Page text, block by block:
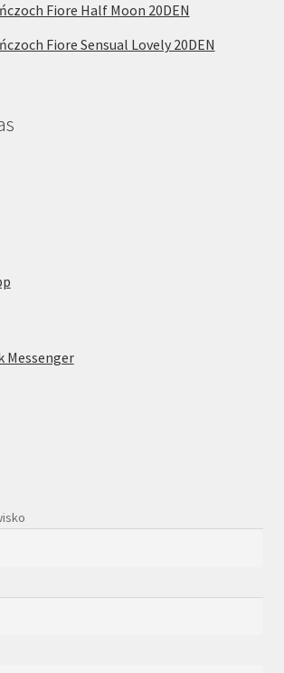
Fiore Half Moon 20DEN
Fiore Sensual Lovely 20DEN
Messenger